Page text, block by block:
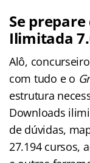
Se
Ilimitada
Alô,
com tudo e o
estrutura
Downloads
de dúvidas,
27.194 cursos,